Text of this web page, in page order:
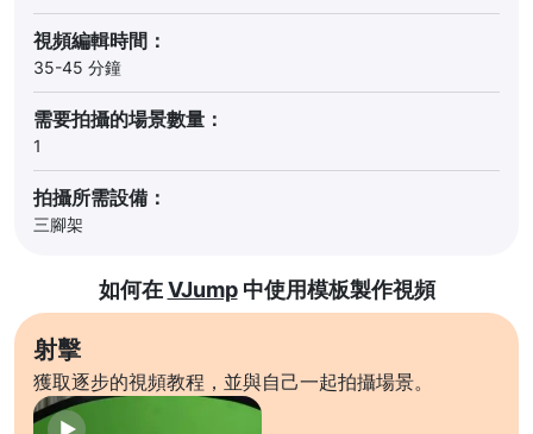
視頻編輯時間：
35-45 分鐘
需要拍攝的場景數量：
1
拍攝所需設備：
三腳架
如何在VJump中使用模板製作視頻
射擊
獲取逐步的視頻教程，並與自己一起拍攝場景。